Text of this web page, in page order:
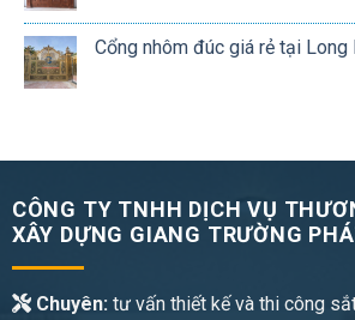
Cổng nhôm đúc giá rẻ tại Long
CÔNG TY TNHH DỊCH VỤ
XÂY DỰNG GIANG TRƯỜNG
Chuyên:tư vấn thiết kế và thi công